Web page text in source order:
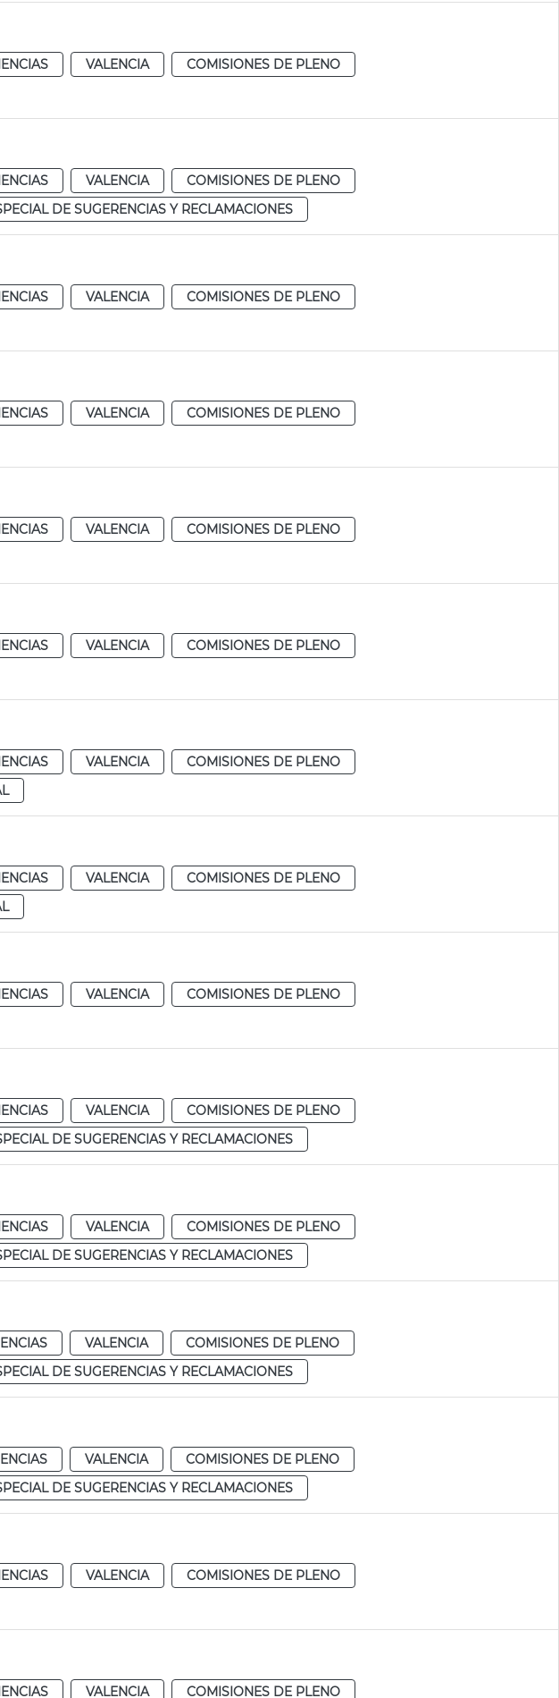
VALENCIA
COMISIONES DE PLENO
VALENCIA
COMISIONES DE PLENO
DE SUGERENCIAS Y RECLAMACIONES
VALENCIA
COMISIONES DE PLENO
VALENCIA
COMISIONES DE PLENO
VALENCIA
COMISIONES DE PLENO
VALENCIA
COMISIONES DE PLENO
VALENCIA
COMISIONES DE PLENO
VALENCIA
COMISIONES DE PLENO
VALENCIA
COMISIONES DE PLENO
VALENCIA
COMISIONES DE PLENO
DE SUGERENCIAS Y RECLAMACIONES
VALENCIA
COMISIONES DE PLENO
DE SUGERENCIAS Y RECLAMACIONES
VALENCIA
COMISIONES DE PLENO
DE SUGERENCIAS Y RECLAMACIONES
VALENCIA
COMISIONES DE PLENO
DE SUGERENCIAS Y RECLAMACIONES
VALENCIA
COMISIONES DE PLENO
VALENCIA
COMISIONES DE PLENO